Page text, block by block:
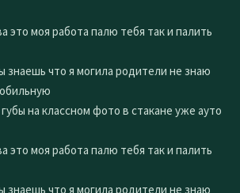
это моя работа палю тебя так и палить
знаешь что я могила родители не знаю
на классном фото в стакане уже ауто
это моя работа палю тебя так и палить
знаешь что я могила родители не знаю